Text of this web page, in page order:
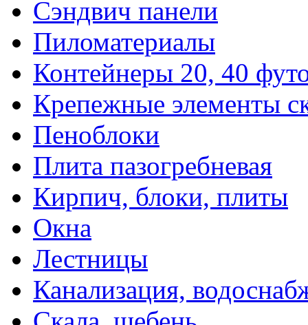
Сэндвич панели
Пиломатериалы
Контейнеры 20, 40
Крепежные элементы
Пеноблоки
Плита пазогребневая
Кирпич, блоки, плиты
Окна
Лестницы
Канализация,